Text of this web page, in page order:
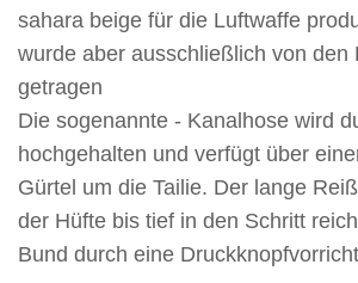
sahara beige für die Luftwaffe
wurde aber ausschließlich von den
getragen
Die sogenannte - Kanalhose wird
hochgehalten und verfügt über
Gürtel um die Tailie. Der lange
der Hüfte bis tief in den Schritt
Bund durch eine